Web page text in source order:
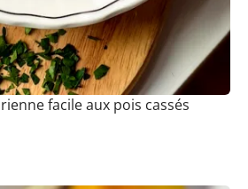
facile aux pois cassés